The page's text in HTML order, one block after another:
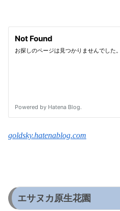
goldsky.hatenablog.com
エサヌカ原生花園